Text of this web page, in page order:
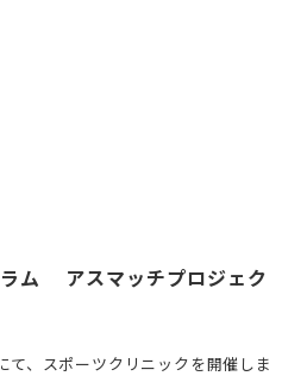
ム アスマッチプロジェク
て、スポーツクリニックを開催しま